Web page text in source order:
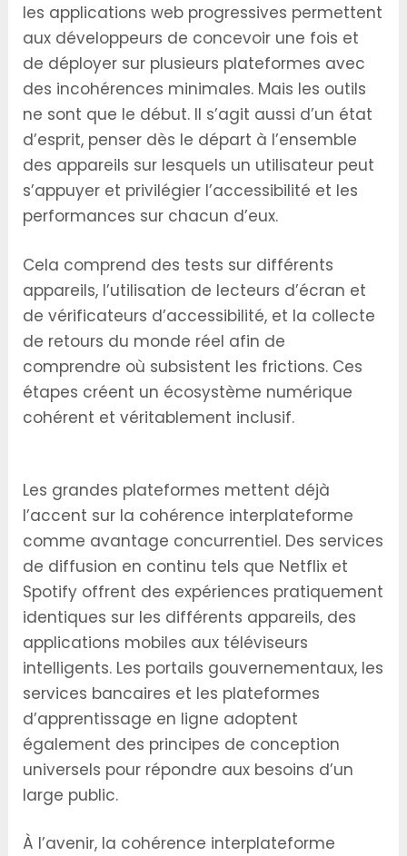
les applications web progressives permettent
aux développeurs de concevoir une fois et
de déployer sur plusieurs plateformes avec
des incohérences minimales. Mais les outils
ne sont que le début. Il s’agit aussi d’un état
d’esprit, penser dès le départ à l’ensemble
des appareils sur lesquels un utilisateur peut
s’appuyer et privilégier l’accessibilité et les
performances sur chacun d’eux.
Cela comprend des tests sur différents
appareils, l’utilisation de lecteurs d’écran et
de vérificateurs d’accessibilité, et la collecte
de retours du monde réel afin de
comprendre où subsistent les frictions. Ces
étapes créent un écosystème numérique
cohérent et véritablement inclusif.
Les grandes plateformes mettent déjà
l’accent sur la cohérence interplateforme
comme avantage concurrentiel. Des services
de diffusion en continu tels que Netflix et
Spotify offrent des expériences pratiquement
identiques sur les différents appareils, des
applications mobiles aux téléviseurs
intelligents. Les portails gouvernementaux, les
services bancaires et les plateformes
d’apprentissage en ligne adoptent
également des principes de conception
universels pour répondre aux besoins d’un
large public.
À l’avenir, la cohérence interplateforme